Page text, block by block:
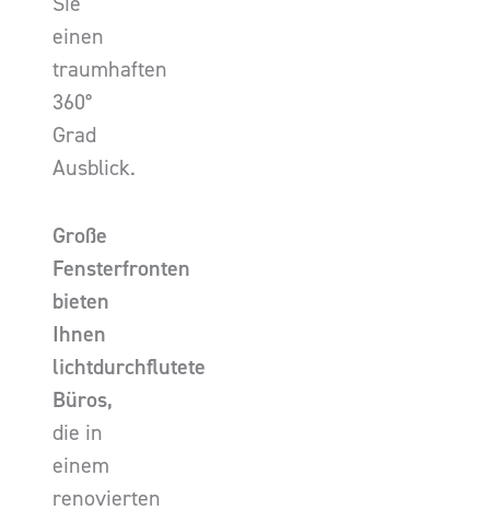
einen
traumhaften
360°
Grad
Ausblick.
Große
Fensterfronten
bieten
Ihnen
lichtdurchflutete
Büros,
die in
einem
renovierten